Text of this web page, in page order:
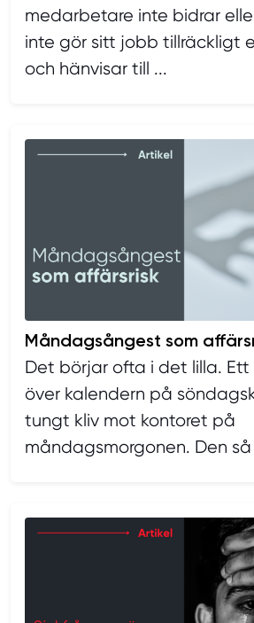
medarbetare inte bidrar
inte gör sitt jobb tillräckligt
och hänvisar till ...
Måndagsångest som
Det börjar ofta i det lilla. Ett
över kalendern på
tungt kliv mot kontoret på
måndagsmorgonen. Den